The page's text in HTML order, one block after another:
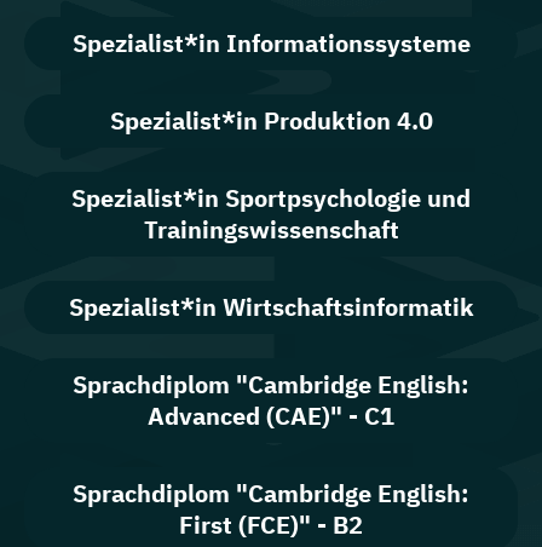
Spezialist*in Informationssysteme
Spezialist*in Produktion 4.0
Spezialist*in Sportpsychologie und
Trainingswissenschaft
Spezialist*in Wirtschaftsinformatik
Sprachdiplom "Cambridge English:
Advanced (CAE)" - C1
Sprachdiplom "Cambridge English:
First (FCE)" - B2